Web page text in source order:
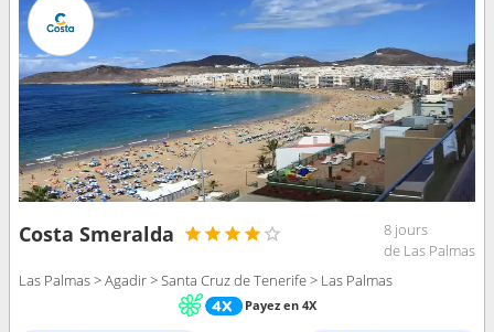
Costa Smeralda
8 jours
de Las Palmas
Las Palmas > Agadir > Santa Cruz de Tenerife > Las Palmas
Payez en 4X